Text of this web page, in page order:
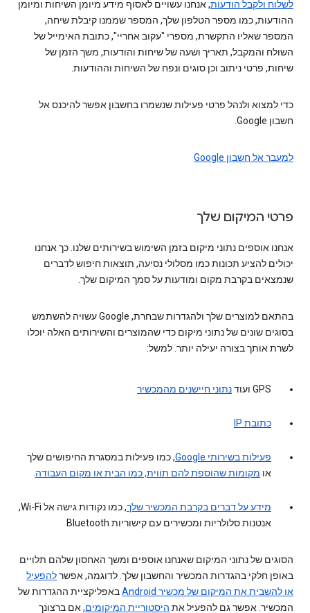
לשלוח ולקבל הודעות, אנחנו עשויים לאסוף מידע מיומן השיחות ומיומן
ההודעות, כמו מספר הטלפון שלך, המספר שממנו קיבלת שיחה,
המספר שאליו התקשרת, מספרי "עקוב אחריי", כתובת האימייל של
השולח והמקבל, תאריך ושעה של שיחות והודעות, משך הזמן של
שיחות, פרטי ניתוב וכן סוגים ונפח של השיחות וההודעות.
כדי למצוא ולנהל פרטי פעילות שנשמרו בחשבון אפשר להיכנס אל
חשבון Google.
למעבר אל חשבון Google
פרטי המיקום שלך
אנחנו אוספים נתוני מיקום בזמן השימוש בשירותים שלנו. כך אנחנו
יכולים להציע תכונות כמו מסלולי נסיעה, תוצאות חיפוש לדברים
שנמצאים בקרבת מקום ומודעות על סמך המיקום שלך.
בהתאם למוצרים שלך ולהגדרות שבחרת, Google עשויה להשתמש
בסוגים שונים של נתוני מיקום כדי שהמוצרים והשירותים האלה יוכלו
לשרת אותך בצורה יעילה יותר. למשל:
GPS ועוד נתוני חיישנים מהמכשיר
כתובת IP
פעילות בשירותי Google
, כמו פעילות במסגרת החיפושים שלך
או מקומות שהוספת להם תווית, כמו הבית או מקום העבודה.
מידע על דברים בקרבת המכשיר שלך
, כמו נקודות גישה אל Wi-Fi,
אנטנות סלולריות ומכשירים עם קישוריות Bluetooth
הסוגים של נתוני המיקום שאנחנו אוספים ומשך האחסון שלהם תלויים
באופן חלקי בהגדרות המכשיר והחשבון שלך. לדוגמה, אפשרלהפעיל
או להשבית את המיקום של מכשיר Android
באפליקציית ההגדרות של
המכשיר. אפשר גם להפעיל את היסטוריית המיקומים, אם ברצונך